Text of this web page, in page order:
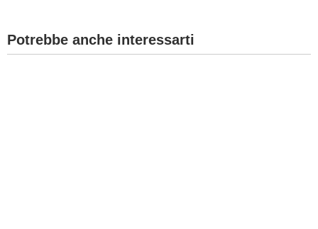
Potrebbe anche interessarti